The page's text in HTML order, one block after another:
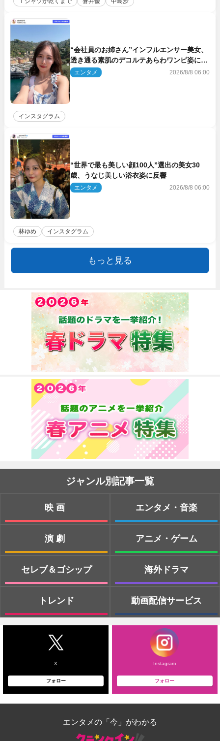
“会社員のお姉さん”インフルエンサー美女、
透き通る素肌のデコルテあらわワンピ姿に反
響エンタメ 2026/8/8 06:00
インスタグラム
“世界で最も美しい顔100人”選出の美女30
歳、うなじ美しい浴衣姿に反響
エンタメ 2026/8/8 06:00
林ゆめ インスタグラム
もっと見る
ジャンル別記事一覧
映画
演劇
セレブ＆ゴシップ
トレンド
エンタメ・音楽
アニメ・ゲーム
海外ドラマ
動画配信サービス
X
フォロー
Instagram
フォロー
エンタメの「今」がわかる